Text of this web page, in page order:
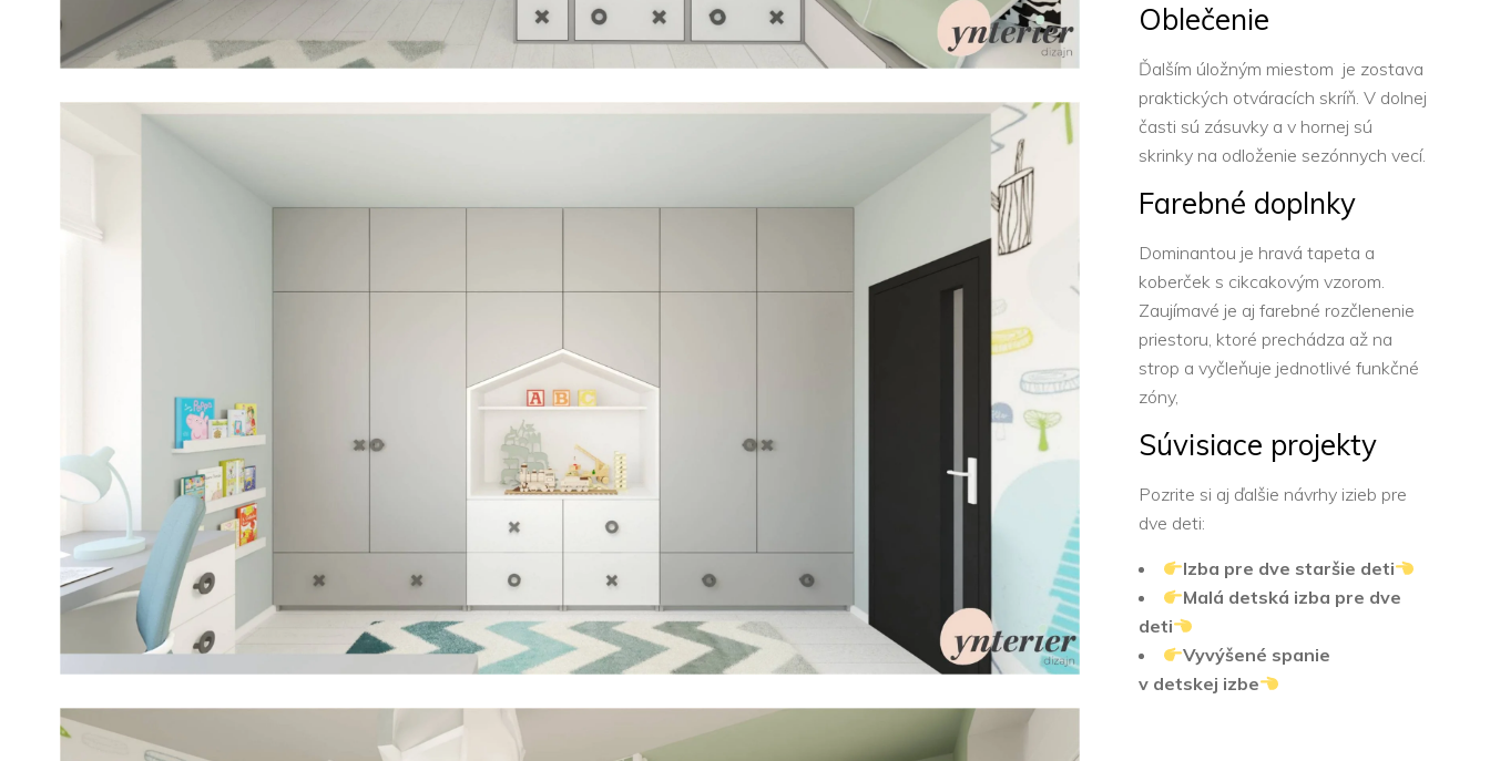
Oblečenie
Ďalším úložným miestom je zostava
praktických otváracích skríň. V dolnej
časti sú zásuvky a v hornej sú
skrinky na odloženie sezónnych vecí.
Farebné doplnky
Dominantou je hravá tapeta a
koberček s cikcakovým vzorom.
Zaujímavé je aj farebné rozčlenenie
priestoru, ktoré prechádza až na
strop a vyčleňuje jednotlivé funkčné
zóny,
Súvisiace projekty
Pozrite si aj ďalšie návrhy izieb pre
dve deti:
Izba pre dve staršie deti
Malá detská izba pre dve
deti
Vyvýšené spanie
v detskej izbe